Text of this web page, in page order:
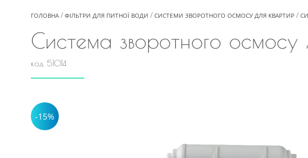
ГОЛОВНА ФІЛЬТРИ ДЛЯ ПИТНОЇ ВОДИ СИСТЕМИ ЗВОРОТНОГО ОСМОСУ ДЛЯ КВАРТИР
Система зворотного
код 51014
-15%